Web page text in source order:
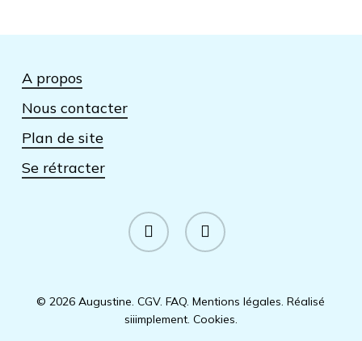
A propos
Nous contacter
Plan de site
Se rétracter
facebook instagram
© 2026 Augustine.CGV.FAQ.Mentions légales.Réalisé
siiimplement. Cookies.